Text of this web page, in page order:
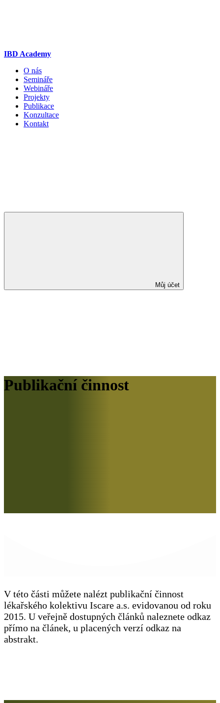
IBD Academy
O nás
Semináře
Webináře
Projekty
Publikace
Konzultace
Kontakt
Můj účet
Publikační činnost
V této části můžete nalézt publikační činnost
lékařského kolektivu Iscare a.s. evidovanou od roku
2015. U veřejně dostupných článků naleznete odkaz
přímo na článek, u placených verzí odkaz na
abstrakt.